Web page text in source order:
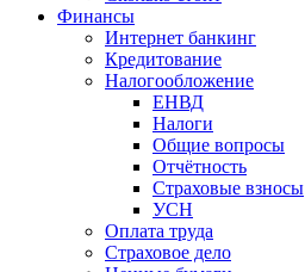
Финансы
Интернет банкинг
Кредитование
Налогообложение
ЕНВД
Налоги
Общие вопросы
Отчётность
Страховые взносы
УСН
Оплата труда
Страховое дело